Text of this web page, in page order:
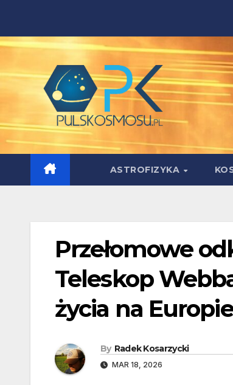
content
ASTROFIZYKA
Przełomowe
Teleskop
życia na Europie
By Radek Kosarzycki
MAR 18, 2026